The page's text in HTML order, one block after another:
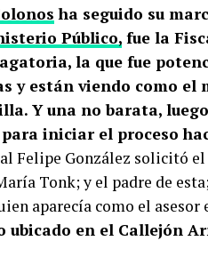
ha seguido su
Público, fue la
la que fue
y están viendo como el
Y una no barata,
iniciar el proceso
Felipe González solicitó
Tonk; y el padre de
aparecía como el asesor
en el Callejón